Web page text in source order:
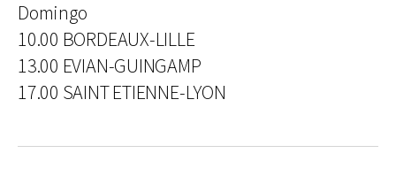
Domingo
10.00 BORDEAUX-LILLE
13.00 EVIAN-GUINGAMP
17.00 SAINT ETIENNE-LYON